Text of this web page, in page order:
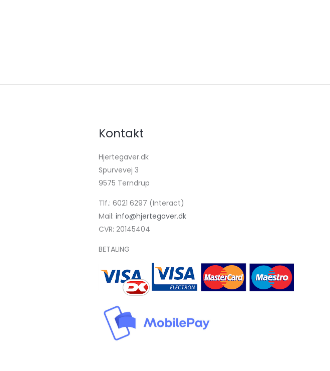
Kontakt
Hjertegaver.dk
Spurvevej 3
9575 Terndrup
Tlf.: 6021 6297 (Interact)
Mail: info@hjertegaver.dk
CVR: 20145404
BETALING